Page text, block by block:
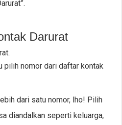
Darurat
pilih nomor dari daftar kontak
dari satu nomor, lho! Pilih
diandalkan seperti keluarga,